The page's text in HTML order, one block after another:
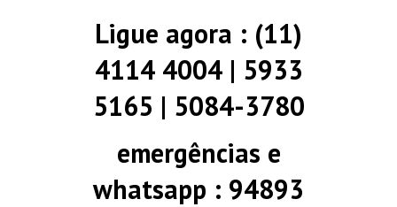
Ligue agora : (11)
4114 4004 | 5933
5165 | 5084-3780
emergências e
whatsapp : 94893